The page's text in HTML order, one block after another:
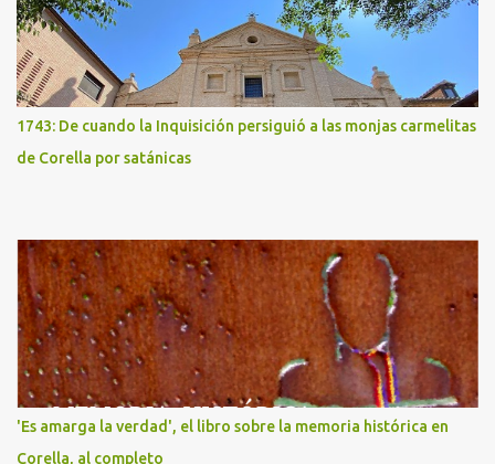
1743: De cuando la Inquisición persiguió a las monjas carmelitas
de Corella por satánicas
'Es amarga la verdad', el libro sobre la memoria histórica en
Corella, al completo